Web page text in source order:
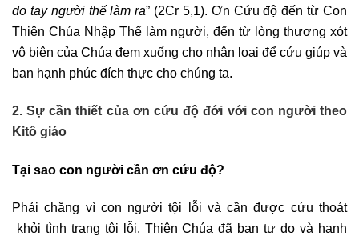
do tay người thế làm ra” (2Cr 5,1). Ơn Cứu độ đến từ Con
Thiên Chúa Nhập Thể làm người, đến từ lòng thương xót
vô biên của Chúa đem xuống cho nhân loại để cứu giúp và
ban hạnh phúc đích thực cho chúng ta.
2. Sự cần thiết của ơn cứu độ đới với con người theo
Kitô giáo
Tại sao con người cần ơn cứu độ?
Phải chăng vì con người tội lỗi và cần được cứu thoát
khỏi tình trạng tội lỗi. Thiên Chúa đã ban tự do và hạnh